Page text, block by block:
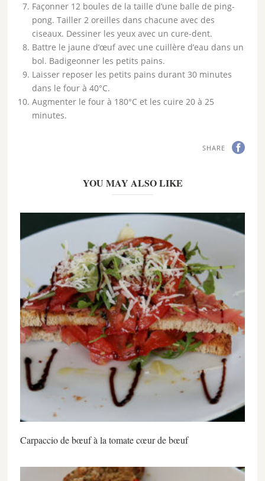
Façonner 12 boules de la taille d’une balle de ping-
pong. Tailler 2 oreilles dans chacune avec des
ciseaux. Dessiner les yeux avec un cure-dent.
Battre le jaune d’œuf avec une cuillère d’eau dans un
bol. Badigeonner les petits pains.
Laisser reposer les petits pains durant 30 minutes
dans le four à 40°C.
Augmenter le four à 180°C et les cuire 20 à 25
minutes.
SHARE
YOU MAY ALSO LIKE
Carpaccio de bœuf à la tomate cœur de bœuf